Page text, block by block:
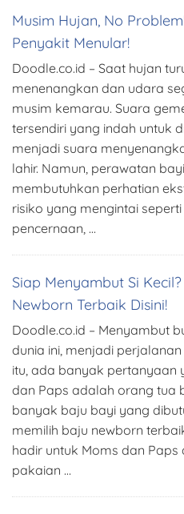
Musim Hujan, No
Penyakit Menular!
Doodle.co.id – Saat hujan
menenangkan dan udara
musim kemarau. Suara
tersendiri yang indah untuk
menjadi suara
lahir. Namun, perawatan
membutuhkan perhatian
risiko yang mengintai
pencernaan, …
Siap Menyambut Si
Newborn Terbaik Disini!
Doodle.co.id – Menyambut
dunia ini, menjadi
itu, ada banyak pertanyaan
dan Paps adalah orang tua
banyak baju bayi yang
memilih baju newborn
hadir untuk Moms dan
pakaian …